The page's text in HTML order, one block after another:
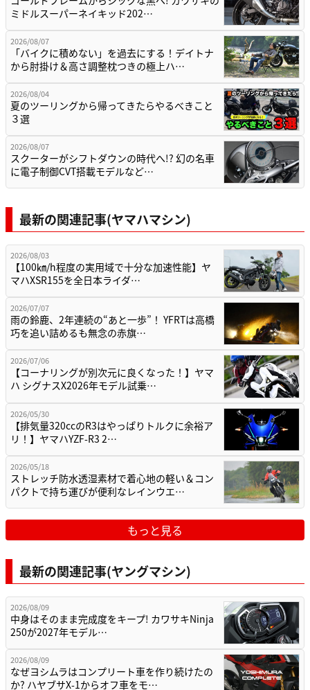
ミドルスーパーネイキッド202…
2026/08/07
「バイクに積めない」を過去にする！デイトナ
から肘掛け＆高さ調整枕つきの極上ハ…
2026/08/04
夏のツーリングから帰ってきたらやるべきこと
３選
2026/08/07
スクーターがシフトダウンの時代へ!? 幻の名車
に電子制御CVT搭載モデルなど…
最新の関連記事(ヤマハマシン)
2026/08/03
【100㎞/h程度の実用域で十分な加速性能】ヤ
マハXSR155を全日本ライダ…
2026/07/07
雨の鈴鹿、2年連続の“あと一歩”！ YFRTは高橋
巧を追い詰めるも無念の赤旗…
2026/07/06
【コーナリングが別次元に良くなった！】ヤマ
ハ シグナスX2026年モデル試乗…
2026/05/30
【排気量320ccのR3はやっぱりトルクに余裕ア
リ！】ヤマハYZF-R3 2…
2026/05/18
ストレッチ防水透湿素材で着心地の軽い＆コン
パクトで持ち運びが便利なレインウエ…
もっと見る
最新の関連記事(ヤングマシン)
2026/08/09
中身はそのまま完成度をキープ! カワサキNinja
250が2027年モデル…
2026/08/09
なぜヨシムラはコンプリート車を作り続けたの
か? ハヤブサX-1からオフ車をモ…